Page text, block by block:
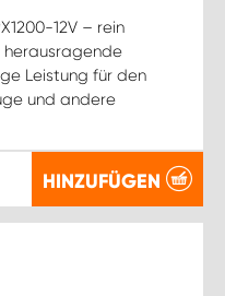
12V – rein
herausragende
Leistung für den
und andere
HINZUFÜGEN